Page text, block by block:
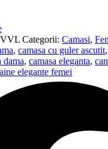
Categorii: Camasi,
, camasa cu guler ascutit,
dama, camasa eleganta,
elegante femei